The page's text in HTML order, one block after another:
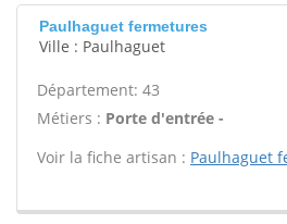
Paulhaguet fermetures
Ville : Paulhaguet
Département: 43
Métiers : Porte d'entrée -
Voir la fiche artisan : Paulhaguet